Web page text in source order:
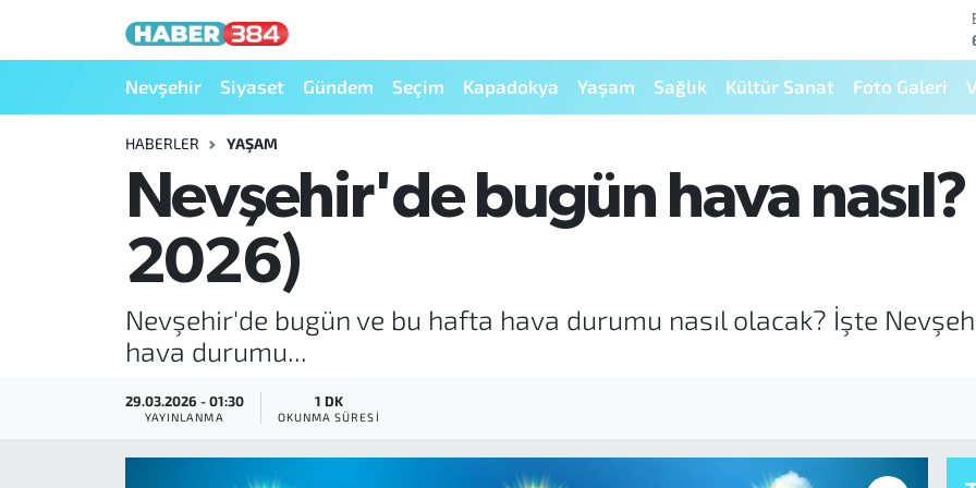
Nevşehir Siyaset Gündem Seçim Kapadokya Yaşam Sağlık Kültür Sanat Foto Galeri
HABERLER YAŞAM
Nevşehir'de bugün hava
2026)
Nevşehir'de bugün ve bu hafta hava durumu nasıl olacak? İşte
hava durumu...
29.03.2026 - 01:30
YAYINLANMA
1 DK
OKUNMA SÜRESI
Nöbetçi Eczaneler
Hava Durumu
Trafik Durumu
Süper Lig Puan Durumu ve Fikstür
Tüm Manşetler
Son Dakika Haberleri
Haber Arşivi